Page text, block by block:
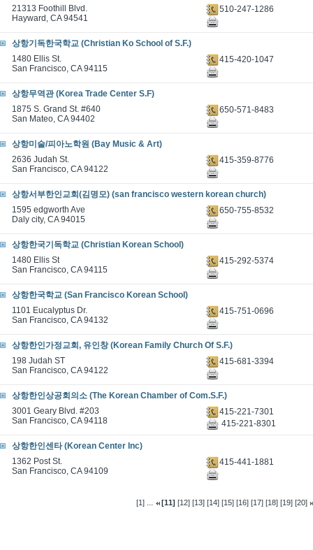
21313 Foothill Blvd.
Hayward, CA 94541
510-247-1286
상항기독한국학교 (Christian Ko School of S.F.)
1480 Ellis St.
San Francisco, CA 94115
415-420-1047
상항무역관 (Korea Trade Center S.F)
1875 S. Grand St. #640
San Mateo, CA 94402
650-571-8483
상항미술/피아노학원 (Bay Music & Art)
2636 Judah St.
San Francisco, CA 94122
415-359-8776
상항서부한인교회(김명모) (san francisco western korean church)
1595 edgworth Ave
Daly city, CA 94015
650-755-8532
상항한국기독학교 (Christian Korean School)
1480 Ellis St
San Francisco, CA 94115
415-292-5374
상항한국학교 (San Francisco Korean School)
1101 Eucalyptus Dr.
San Francisco, CA 94132
415-751-0696
상항한인가정교회, 유인창 (Korean Family Church Of S.F.)
198 Judah ST
San Francisco, CA 94122
415-681-3394
상항한인상공회의소 (The Korean Chamber of Com.S.F.)
3001 Geary Blvd. #203
San Francisco, CA 94118
415-221-7301
415-221-8301
상항한인센타 (Korean Center Inc)
1362 Post St.
San Francisco, CA 94109
415-441-1881
[1] ... [11] [12] [13] [14] [15] [16] [17] [18] [19] [20]